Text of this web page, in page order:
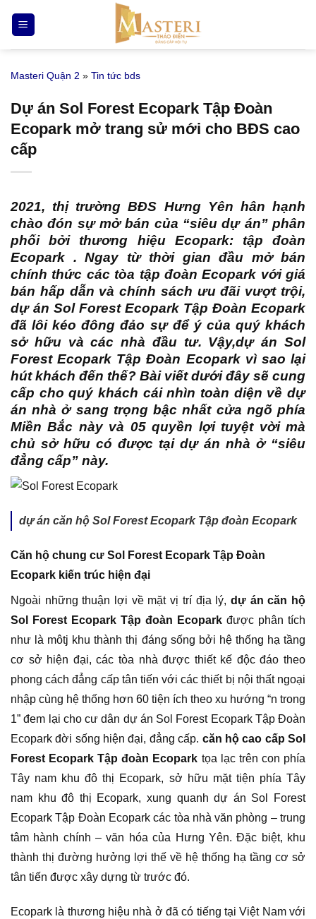
qua
nội
Masteri Quận 2 » Tin tức bds
Dự án Sol Forest Ecopark Tập Đoàn
Ecopark mở trang sử mới cho BĐS cao
cấp
2021, thị trường BĐS Hưng Yên hân hạnh
chào đón sự mở bán của “siêu dự án” phân
phối bởi thương hiệu Ecopark: tập đoàn
Ecopark . Ngay từ thời gian đầu mở bán
chính thức các tòa tập đoàn Ecopark với giá
bán hấp dẫn và chính sách ưu đãi vượt trội,
dự án Sol Forest Ecopark Tập Đoàn Ecopark
đã lôi kéo đông đảo sự để ý của quý khách
sở hữu và các nhà đầu tư. Vậy,dự án Sol
Forest Ecopark Tập Đoàn Ecopark vì sao lại
hút khách đến thế? Bài viết dưới đây sẽ cung
cấp cho quý khách cái nhìn toàn diện về dự
án nhà ở sang trọng bậc nhất cửa ngõ phía
Miền Bắc này và 05 quyền lợi tuyệt vời mà
chủ sở hữu có được tại dự án nhà ở “siêu
đẳng cấp” này.
dự án căn hộ Sol Forest Ecopark Tập đoàn Ecopark
Căn hộ chung cư Sol Forest Ecopark Tập Đoàn
Ecopark kiến trúc hiện đại
Ngoài những thuận lợi về mặt vị trí địa lý, dự án căn hộ
Sol Forest Ecopark Tập đoàn Ecopark được phân tích
như là môtj khu thành thị đáng sống bởi hệ thống hạ tầng
cơ sở hiện đại, các tòa nhà được thiết kế độc đáo theo
phong cách đẳng cấp tân tiến với các thiết bị nội thất ngoại
nhập cùng hệ thống hơn 60 tiện ích theo xu hướng “n trong
1” đem lại cho cư dân dự án Sol Forest Ecopark Tập Đoàn
Ecopark đời sống hiện đại, đẳng cấp. căn hộ cao cấp Sol
Forest Ecopark Tập đoàn Ecopark tọa lạc trên con phía
Tây nam khu đô thị Ecopark, sở hữu mặt tiện phía Tây
nam khu đô thị Ecopark, xung quanh dự án Sol Forest
Ecopark Tập Đoàn Ecopark các tòa nhà văn phòng – trung
tâm hành chính – văn hóa của Hưng Yên. Đặc biệt, khu
thành thị đường hưởng lợi thế về hệ thống hạ tầng cơ sở
tân tiến được xây dựng từ trước đó.
Ecopark là thương hiệu nhà ở đã có tiếng tại Việt Nam với